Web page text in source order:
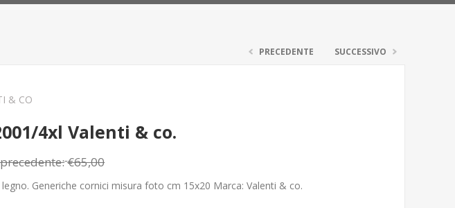
PRECEDENTE SUCCESSIVO
& CO
4xl Valenti & co.
€65,00
Generiche cornici misura foto cm 15x20 Marca: Valenti & co.